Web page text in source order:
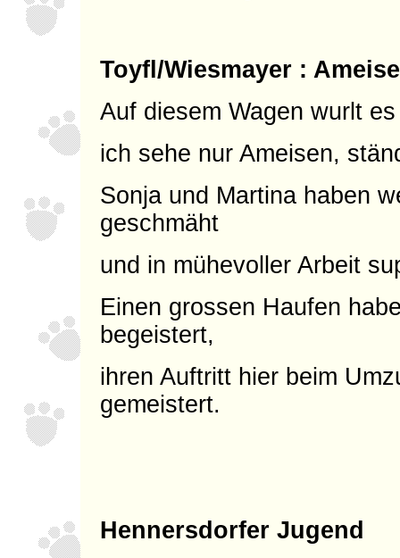
Toyfl/Wiesmayer :
Auf diesem Wagen wurlt
ich sehe nur Ameisen,
Sonja und Martina haben
geschmäht
und in mühevoller Arbeit
Einen grossen Haufen
begeistert,
ihren Auftritt hier beim
gemeistert.
Hennersdorfer Jugend